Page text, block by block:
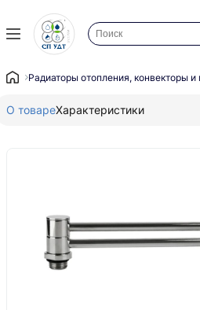
Радиаторы отопления, конвекторы
О товареХарактеристики